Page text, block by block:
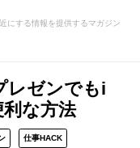
にする情報を提供するマガジン
レゼンでもi
な方法
仕事HACK